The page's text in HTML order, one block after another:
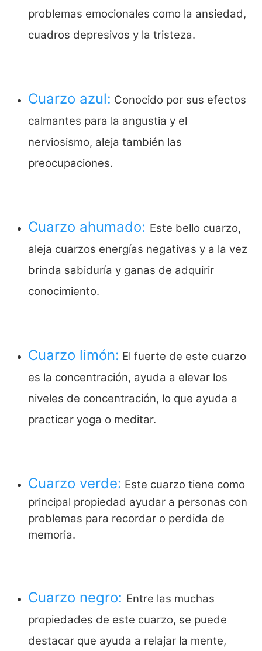
problemas emocionales como la ansiedad,
cuadros depresivos y la tristeza.
Cuarzo azul: Conocido por sus efectos
calmantes para la angustia y el
nerviosismo, aleja también las
preocupaciones.
Cuarzo ahumado: Este bello cuarzo,
aleja cuarzos energías negativas y a la vez
brinda sabiduría y ganas de adquirir
conocimiento.
Cuarzo limón: El fuerte de este cuarzo
es la concentración, ayuda a elevar los
niveles de concentración, lo que ayuda a
practicar yoga o meditar.
Cuarzo verde: Este cuarzo tiene como
principal propiedad ayudar a personas con
problemas para recordar o perdida de
memoria.
Cuarzo negro: Entre las muchas
propiedades de este cuarzo, se puede
destacar que ayuda a relajar la mente,